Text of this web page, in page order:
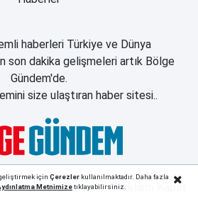
haberleri Türkiye ve Dünya
son dakika gelişmeleri artık Bölge
Gündem'de.
size ulaştıran haber sitesi..
için Çerezlerkullanılmaktadır. Daha fazla
Metnimizetıklayabilirsiniz.Reklamı Kapat